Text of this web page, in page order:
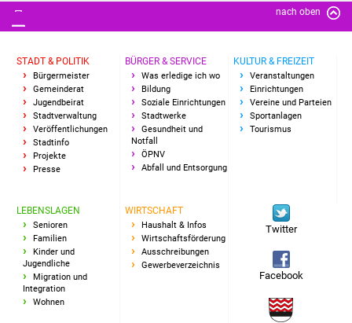
Ältere
Seniorenwohn- und
Pflegeheim
Kinder und Jugendliche
Schülerferienprogramm
Migration und Integration
nach oben
STADT & POLITIK
Bürgermeister
Gemeinderat
Jugendbeirat
Stadtverwaltung
Veröffentlichungen
Stadtinfo
Projekte
Presse
BÜRGER & SERVICE
Was erledige ich wo
Bildung
Soziale Einrichtungen
Stadtwerke
Gesundheit und
Notfall
ÖPNV
Abfall und Entsorgung
KULTUR & FREIZEIT
Veranstaltungen
Einrichtungen
Vereine und Parteien
Sportanlagen
Tourismus
LEBENSLAGEN
Senioren
Familien
Kinder und
Jugendliche
Migration und
Integration
Wohnen
WIRTSCHAFT
Haushalt & Infos
Wirtschaftsförderung
Ausschreibungen
Gewerbeverzeichnis
Twitter
Facebook